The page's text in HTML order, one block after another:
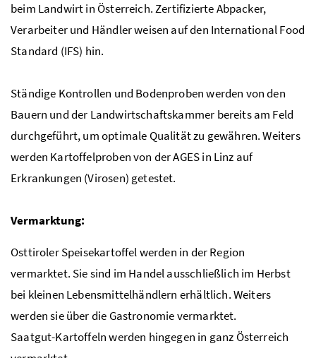
beim Landwirt in Österreich. Zertifizierte Abpacker,
Verarbeiter und Händler weisen auf den International Food
Standard (IFS) hin.
Ständige Kontrollen und Bodenproben werden von den
Bauern und der Landwirtschaftskammer bereits am Feld
durchgeführt, um optimale Qualität zu gewähren. Weiters
werden Kartoffelproben von derAGESin Linz auf
Erkrankungen (Virosen) getestet.
Vermarktung:
Osttiroler Speisekartoffel werden in der Region
vermarktet. Sie sind im Handel ausschließlich im Herbst
bei kleinen Lebensmittelhändlern erhältlich. Weiters
werden sie über die Gastronomie vermarktet.
Saatgut-Kartoffeln werden hingegen in ganz Österreich